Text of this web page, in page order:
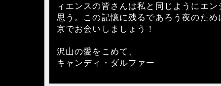
ィエンスの皆さんは私と同じようにエ
思う。この記憶に残るであろう夜のた
京でお会いしましょう！
沢山の愛をこめて、
キャンディ・ダルファー